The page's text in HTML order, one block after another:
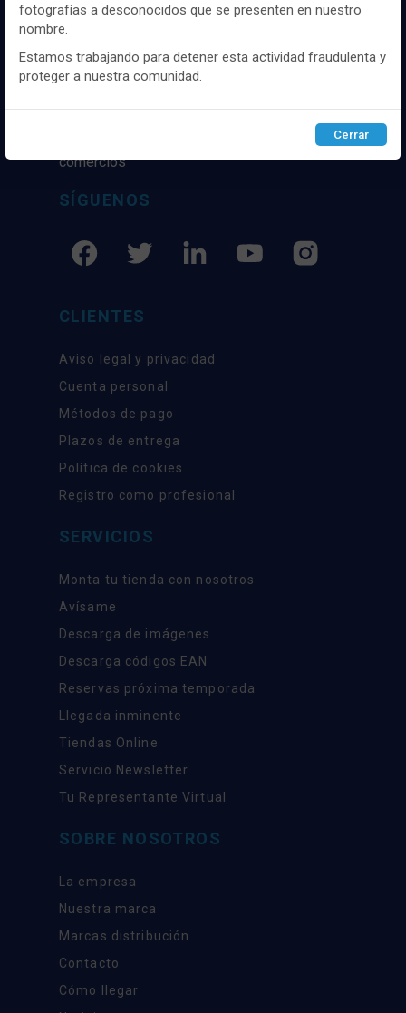
Distribuidor y mayorista textil de las mejores
marcaas de ropa y complementos del
experiencia como proveedor de los mejores
comercios
SÍGUENOS
CLIENTES
Aviso legal y privacidad
Cuenta personal
Métodos de pago
Plazos de entrega
Política de cookies
Registro como profesional
SERVICIOS
Monta tu tienda con nosotros
Avísame
Descarga de imágenes
Descarga códigos EAN
Reservas próxima temporada
Llegada inminente
Tiendas Online
Servicio Newsletter
Tu Representante Virtual
SOBRE NOSOTROS
La empresa
Nuestra marca
Marcas distribución
Contacto
Cómo llegar
Puedesconfigurary aceptar el uso de cookies a tu gusto.
Para obtener más información visita nuestra
cookies.
Configurar Rechazar ACEPTAR
fotografías a desconocidos que se presenten en nuestro
nombre.
Estamos trabajando para detener esta actividad fraudulenta y
proteger a nuestra comunidad.
Cerrar